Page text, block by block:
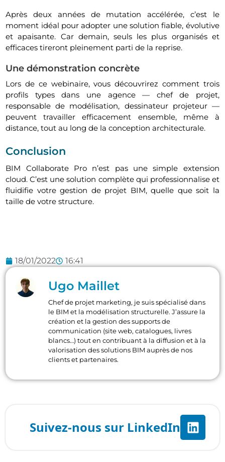
Après deux années de mutation accélérée, c’est le
moment idéal pour adopter une solution fiable, évolutive
et apaisante. Car demain, seuls les plus organisés et
efficaces tireront pleinement parti de la reprise.
Une démonstration concrète
Lors de ce webinaire, vous découvrirez comment trois
profils types dans une agence — chef de projet,
responsable de modélisation, dessinateur projeteur —
peuvent travailler efficacement ensemble, même à
distance, tout au long de la conception architecturale.
Conclusion
BIM Collaborate Pro n’est pas une simple extension
cloud. C’est une solution complète qui professionnalise et
fluidifie votre gestion de projet BIM, quelle que soit la
taille de votre structure.
18/01/2022 16:41
Ugo Maillet
Chef de projet marketing, je suis spécialisé dans
le BIM et la modélisation structurelle. J’assure la
création et la gestion des supports de
communication (site web, catalogues, livres
blancs…) tout en contribuant à la diffusion et à la
valorisation des solutions BIM auprès de nos
clients et partenaires.